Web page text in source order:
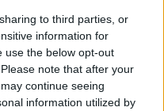
to third parties, or
information for
use the below opt-out
note that after your
continue seeing
information utilized by